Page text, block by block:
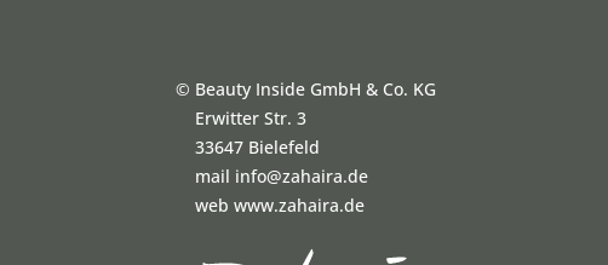
© Beauty Inside GmbH & Co. KG
Erwitter Str. 3
33647 Bielefeld
mail info@zahaira.de
web www.zahaira.de